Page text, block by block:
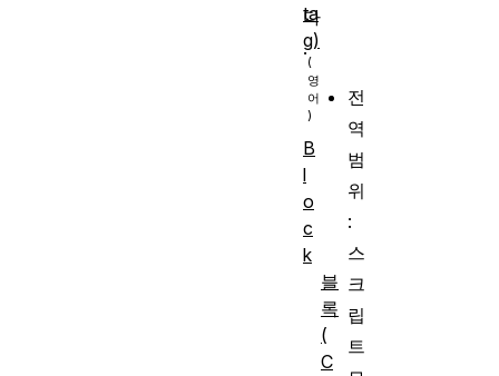
다
.
전
역
범
위
:
스
크
립
트
ta
g)
B
l
o
c
k
블
록
(
C